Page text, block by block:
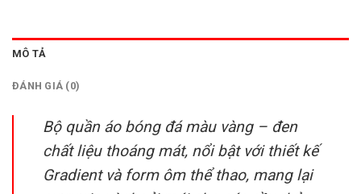
MÔ TẢ
ĐÁNH GIÁ (0)
Bộ quần áo bóng đá màu vàng – đen
chất liệu thoáng mát, nổi bật với thiết kế
Gradient và form ôm thể thao, mang lại